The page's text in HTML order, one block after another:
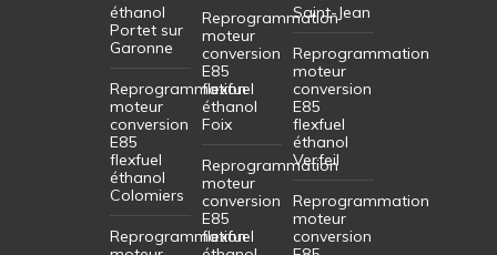
éthanol
Portet sur
Garonne
Reprogrammation
moteur
conversion
E85
flexfuel
éthanol
Colomiers
Reprogrammation
Reprogrammation
moteur
conversion
E85
flexfuel
éthanol
Foix
Reprogrammation
moteur
conversion
E85
flexfuel
Saint-Jean
Reprogrammation
moteur
conversion
E85
flexfuel
éthanol
Verfeil
Reprogrammation
moteur
conversion